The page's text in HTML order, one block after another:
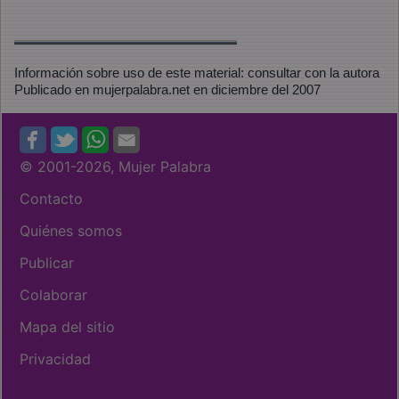
Información sobre uso de este material: consultar con la autora
Publicado en mujerpalabra.net en diciembre del 2007
© 2001-2026, Mujer Palabra
Contacto
Quiénes somos
Publicar
Colaborar
Mapa del sitio
Privacidad